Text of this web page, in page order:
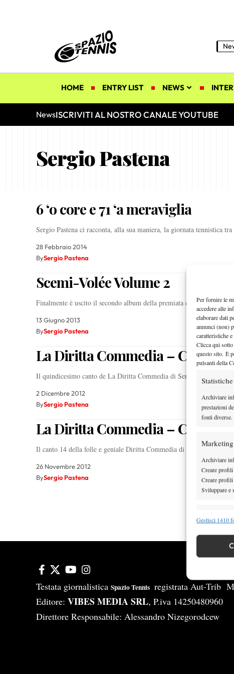
Per fornire le
accedere alle
elaborare dati
annunci (non)
caratteristiche
Clicca qui sotto
questo sito. È
pulsanti della
Statistiche
Archiviare
prestazioni
fonti diverse.
Marketing
Archiviare
Creare profili
Creare profili
Sviluppare e
Identificare
Erogare
Gestisci 1410
HOME ENTRY LIST NEWS
NewsISCRIVITI AL NOSTRO CANALE YOUTUBE
Sergio Pastena
6 ‘o core e 71 ‘a meraviglia
Sergio Pastena ci racconta, alla sua maniera, la giornata tennistica
28 Febbraio 2014
BySergio Pastena
Scemi-Volée Volume 2
Finalmente è uscito il secondo album della premiata ditta Pastena-
13 Giugno 2013
BySergio Pastena
La Diritta Commedia – Canto
Il quindicesimo canto de La Diritta Commedia di Sergio Pastena ci
2 Dicembre 2012
BySergio Pastena
La Diritta Commedia – Canto XIV
Il canto 14 della folle e geniale Diritta Commedia di Sergio Pastena.
26 Novembre 2012
BySergio Pastena
Testata giornalistica Spazio Tennis registrata Aut-Trib
Editore: VIBES MEDIA SRL, P.iva 14250480960
Direttore Responsabile: Alessandro Nizegorodcew